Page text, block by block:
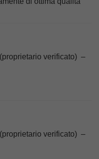
(proprietario verificato) –
(proprietario verificato) –